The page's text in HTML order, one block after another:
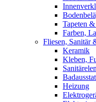
Tapeten
Farben,
Fliesen, Sanitär
Keramik
Kleben,
Heizung